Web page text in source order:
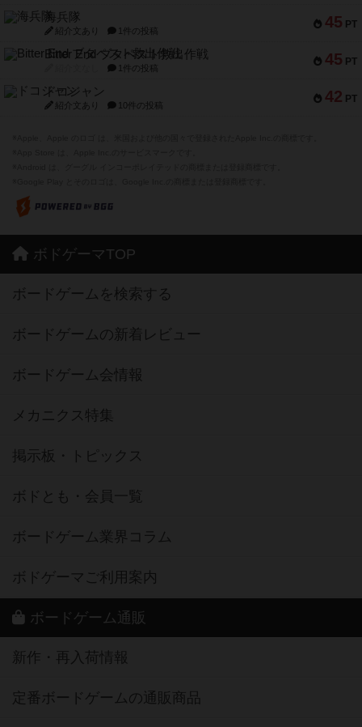
45 PT
海兵隊
紹介文あり 1件の投稿
45 PT
Bitter End ブタペスト救出作戦
1件の投稿
42 PT
ドコジャン
紹介文あり 10件の投稿
ボドゲーマTOP
ボードゲームを検索する
ボードゲームの新着レビュー
ボードゲーム会情報
メカニクス特集
掲示板・トピックス
ボドとも・会員一覧
ボードゲーム業界コラム
ボドゲーマご利用案内
ボードゲーム通販
新作・再入荷情報
定番ボードゲームの通販商品